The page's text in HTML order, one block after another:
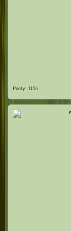
Posty: 1156